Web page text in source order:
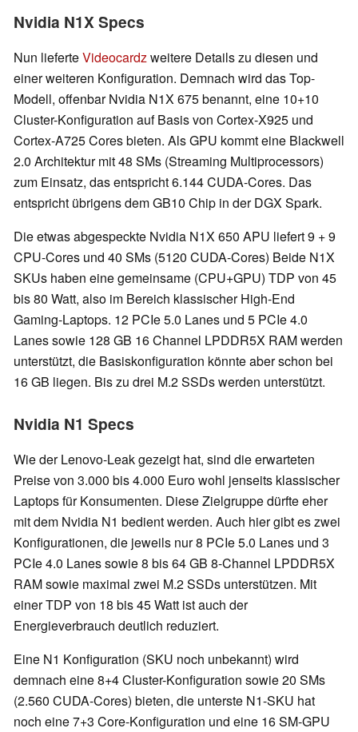
Nvidia N1X Specs
Nun lieferteVideocardzweitere Details zu diesen und
einer weiteren Konfiguration. Demnach wird das Top-
Modell, offenbar Nvidia N1X 675 benannt, eine 10+10
Cluster-Konfiguration auf Basis von Cortex-X925 und
Cortex-A725 Cores bieten. Als GPU kommt eine Blackwell
2.0 Architektur mit 48 SMs (Streaming Multiprocessors)
zum Einsatz, das entspricht 6.144 CUDA-Cores. Das
entspricht übrigens dem GB10 Chip in der DGX Spark.
Die etwas abgespeckte Nvidia N1X 650 APU liefert 9 + 9
CPU-Cores und 40 SMs (5120 CUDA-Cores) Beide N1X
SKUs haben eine gemeinsame (CPU+GPU) TDP von 45
bis 80 Watt, also im Bereich klassischer High-End
Gaming-Laptops. 12 PCIe 5.0 Lanes und 5 PCIe 4.0
Lanes sowie 128 GB 16 Channel LPDDR5X RAM werden
unterstützt, die Basiskonfiguration könnte aber schon bei
16 GB liegen. Bis zu drei M.2 SSDs werden unterstützt.
Nvidia N1 Specs
Wie der Lenovo-Leak gezeigt hat, sind die erwarteten
Preise von 3.000 bis 4.000 Euro wohl jenseits klassischer
Laptops für Konsumenten. Diese Zielgruppe dürfte eher
mit dem Nvidia N1 bedient werden. Auch hier gibt es zwei
Konfigurationen, die jeweils nur 8 PCIe 5.0 Lanes und 3
PCIe 4.0 Lanes sowie 8 bis 64 GB 8-Channel LPDDR5X
RAM sowie maximal zwei M.2 SSDs unterstützen. Mit
einer TDP von 18 bis 45 Watt ist auch der
Energieverbrauch deutlich reduziert.
Eine N1 Konfiguration (SKU noch unbekannt) wird
demnach eine 8+4 Cluster-Konfiguration sowie 20 SMs
(2.560 CUDA-Cores) bieten, die unterste N1-SKU hat
noch eine 7+3 Core-Konfiguration und eine 16 SM-GPU